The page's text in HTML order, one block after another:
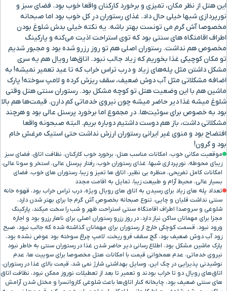
این هتل از نظر مکان، تمیزی و برخورد کارکنان واقعا خوب بود. فضای سبز و
نورپردازی شبها خیلی حال داد. غذای رستوران در کل خوب بود اما صبحانه
مخصوصا آش گرم می تونست بهتر باشه. یه نکته خیلی بدش شلوغ بودن
اطراف اقامتگاه های سنتی بود که توی استراحت اذیت می‌کنه و پارکینگ
مخصوص هم نداشت. رستوران اصلی هم تو روز رزرو شده بود و مجبور شدیم
تو مکان کوچیکی غذا بخوریم که زیاد جالب نبود. اتاق‌ها رویال هم یه سری
مشکل داشتن مثل پله‌های زیاد و درب تراس خراب که تا عید تعمیر نمیشه! به
اضافه مشکلاتی مثل آب دوش ضعیف، سقف ریزش کرده و لامپ سوخته! پارک
ماشین هم با این وضعیت هتل تو کوچه مشکل بود. رستوران سنتی هتل وقتی
شلوغ میشه غذا دیر حاضر میشه چون نیروی خدماتی کم دارن. قیمت‌ها هم بالا
بود به خصوص برای سوئیت‌ها. در مجموع اما برخورد پرسنل عالی بود و هرچند
مشکلاتی داشت، باز هم دوست داشتیم دوباره بریم. البته صبحونه واقعا
افتضاح بود و منوی غیر ایرانی رستوران ارزش نداشت حتی استیک مرغش خام
بود و گرون!
موقعیت مکانی خوب، امکانات مناسب هتل، برخورد خوب کارکنان، نظافت اتاق، فضای سبز
زیبای محوطه، نورپردازی شبها، غذای رستوران خوب، رفتار پرسنل عالی، استخر و سونا عالی،
امکانات کامل تفریحی، منظره بی نظیر، اتاق ها تمیز و زیبا، رستوران های خوب، فضای
بسیار عالی، محیط آرام و طبیعت زیبا، تمایل به اقامت مجدد
تعداد پله های زیاد برای رسیدن به اتاق های رویال ویژه، درب تراس خراب بود، قهوه خانه
سنتی نداشت قلیان و چایی، تنوع صبحانه بخصوص آش گرم جا برای بهتر شدن دارد،
شلوغی و سروصدا اطراف اقامتگاه سنتی استراحت ظهر و شب را سخت میکند، پارکینگ
مجزا برای مهمانان ساکن نیاز دارد، در روز رزرو رستوران اصلی برای ناهار رزرو بود و اجازه
ورود نبود، قسمت کوچکی خارج از رستوران برای مهمانان گذاشته شده که جالب نبود، صبح
زود آب دوش ضعیف بود، گچ سقف فرو ریخت، لامپ چراغ سوخته بود عوض نشده بود،
پارک ماشین مشکل بود، اطلاع رسانی دیر حاضر شدن غذا در رستوران سنتی به خاطر نبود
نیروی خدماتی، عدم همخوانی قیمت با امکانات هتل مخصوصا برای سوییت ها، عدم
نوشیدنی پذیرایی در چک این، وسایل بهداشتی شارژ نمی شد، قیمت بالای غذا در رستوران،
اتاق‌های رویال دو تا خراب بودند و تعمیر تا بعد از تعطیلات نوروز ممکن نبود، نظافت اتاق
های سنتی ضعیف بود، چایخانه کنار اتاق‌ها باعث شلوغی کاروانسرا و مختل شدن آرامش